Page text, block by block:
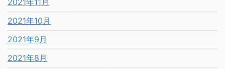
2021年11月
2021年10月
2021年9月
2021年8月